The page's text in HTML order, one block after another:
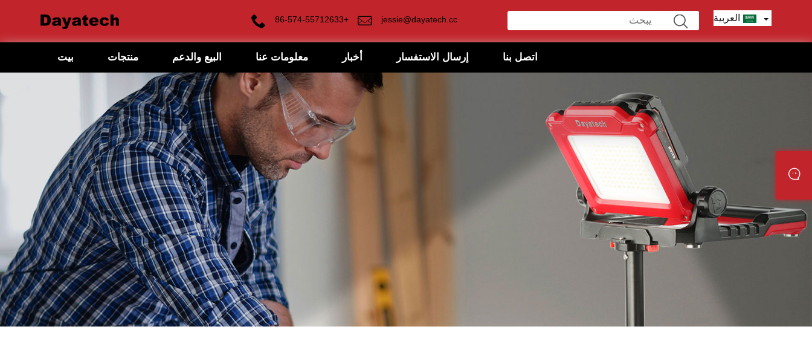
+86-574-55712633 jessie@dayatech.cc العربية
بيت منتجات البيع والدعم معلومات عنا أخبار إرسال الاستفسار اتصل بنا